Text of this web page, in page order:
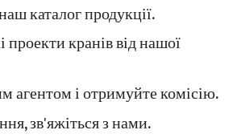
каталог продукції.
проекти кранів від нашої
агентом і отримуйте комісію.
зв'яжіться з нами.